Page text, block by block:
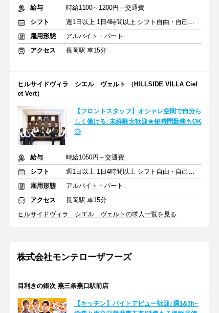
給与
時給1100～1200円＋交通費
シフト
週1日以上 1日4時間以上 シフト自由・自己申告
雇用形態
アルバイト・パート
アクセス
長岡駅 車15分
ヒルサイドヴィラ シエル ヴェルト （HILLSIDE VILLA Ciel
et Vert）
【フロントスタッフ】オシャレ空間で自分ら
しく働ける♪未経験大歓迎★短時間勤務もOK
◎
給与
時給1050円＋交通費
シフト
週1日以上 1日4時間以上 シフト自由・自己申告
雇用形態
アルバイト・パート
アクセス
長岡駅 車15分
ヒルサイドヴィラ シエル ヴェルトの求人一覧を見る
株式会社モンテローザフーズ
目利きの銀次 燕三条燕口駅前店
【キッチン】バイトデビュー歓迎♪週1&3h~